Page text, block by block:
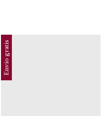
Envío gratis